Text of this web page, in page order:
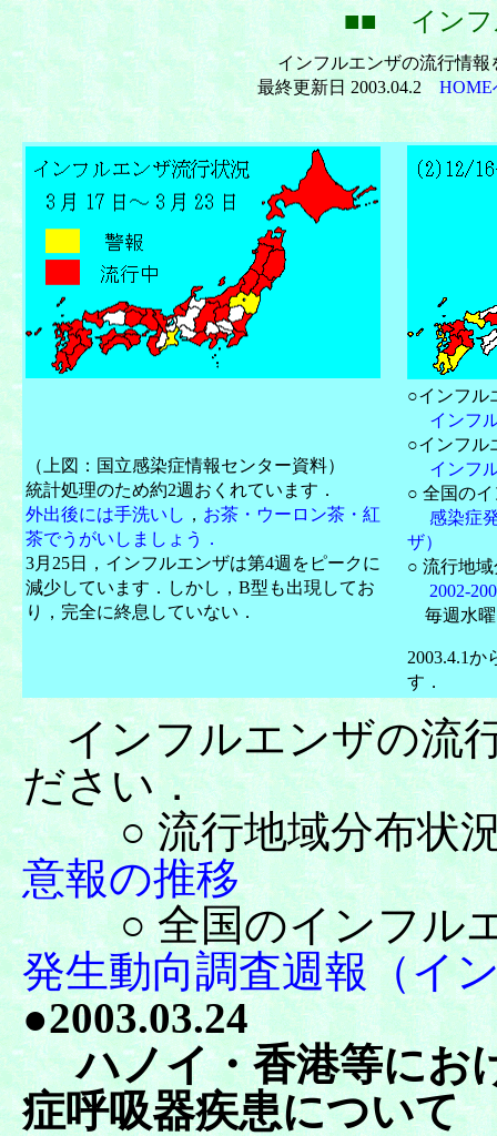
■■ インフ
インフルエンザの流行情
最終更新日 2003.04.2HOME
（上図：国立感染症情報センター資料）
統計処理のため約2週おくれています．
外出後には手洗いし ， お茶・ウーロン茶・紅
茶でうがいしましょう．
3月25日，インフルエンザは第4週をピークに
減少しています．しかし，B型も出現してお
り，完全に終息していない．
○インフル
インフ
○インフル
インフ
○ 全国の
感染症
ザ）
○ 流行地
2002-
毎週水曜
2003.4.1か
す．
インフルエンザの流
ださい．
○ 流行地域分布状
意報の推移
○ 全国のインフルエ
発生動向調査週報（イ
●2003.03.24
ハノイ・香港等にお
症呼吸器疾患について